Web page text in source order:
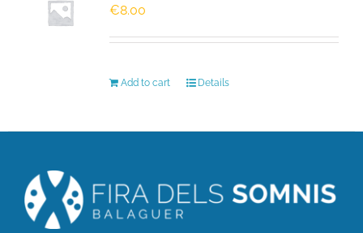
HISTÒRIC
FER UN DONATIU!
€8.00
Add to cart Details